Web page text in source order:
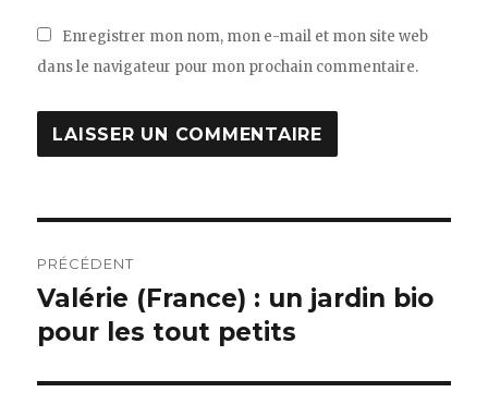
Enregistrer mon nom, mon e-mail et mon site web
dans le navigateur pour mon prochain commentaire.
de
l’article
PRÉCÉDENT
Article
précédent :
Valérie (France) : un jardin bio
pour les tout petits